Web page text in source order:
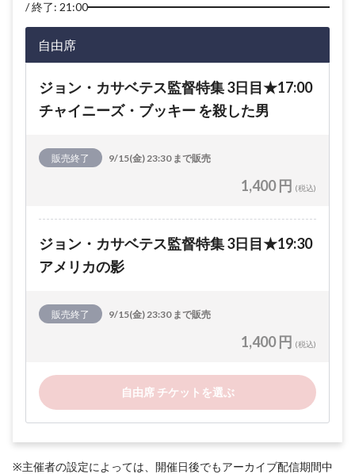
終了: 21:00
自由席
ジョン・カサベテス監督特集 3日目★17:00
チャイニーズ・ブッキー を殺した男
販売終了 9/15(金) 23:30 まで販売
1,400 円 (税込)
ジョン・カサベテス監督特集 3日目★19:30
アメリカの影
販売終了 9/15(金) 23:30 まで販売
1,400 円 (税込)
自由席 チケットを選ぶ
※主催者の設定によっては、開催日後でもアーカイブ配信期間中